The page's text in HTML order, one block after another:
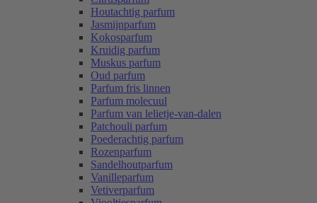
Houtachtig parfum
Jasmijnparfum
Kokosparfum
Kruidig parfum
Muskus parfum
Oud parfum
Parfum fris linnen
Parfum molecuul
Parfum van lelietje-van-dalen
Patchouli parfum
Poederachtig parfum
Rozenparfum
Sandelhoutparfum
Vanilleparfum
Vetiverparfum